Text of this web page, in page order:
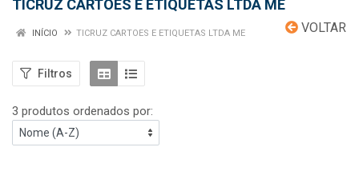
TICRUZ CARTOES E ETIQUETAS LTDA ME
VOLTAR
INÍCIO TICRUZ CARTOES E ETIQUETAS LTDA ME
Filtros
3 produtos ordenados por: